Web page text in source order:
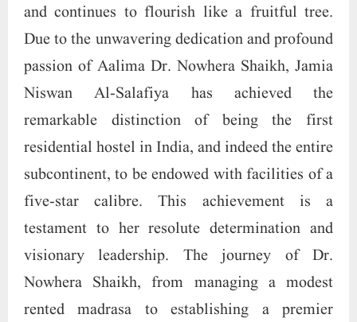
and continues to flourish like a fruitful tree.
Due to the unwavering dedication and profound
passion of Aalima Dr. Nowhera Shaikh, Jamia
Niswan Al-Salafiya has achieved the
remarkable distinction of being the first
residential hostel in India, and indeed the entire
subcontinent, to be endowed with facilities of a
five-star calibre. This achievement is a
testament to her resolute determination and
visionary leadership. The journey of Dr.
Nowhera Shaikh, from managing a modest
rented madrasa to establishing a premier